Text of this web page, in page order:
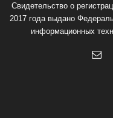
Свидетельство о
2017 года выдано
информационных